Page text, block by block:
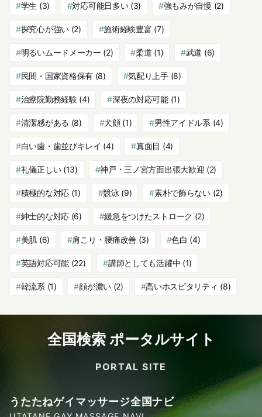
学生 (3) 対応可能日多い(3) 強もみが自慢 (2)
探究心が強い(2) 施術経験豊富 (7)
明るいムードメーカー (2) 柔道 (1) 武道 (6)
民間・国家資格保有 (8) 気配り上手(8)
治療院勤務経験(4) 深夜の対応可能(1)
清潔感がある (8) 犬顔(1) 男性アイドル系 (4)
白い歯・歯並びキレイ (4) 真面目 (4)
礼儀正しい(13) 神戸・三ノ宮方面出張大歓迎 (2)
積極的な対応(1) 競泳 (9) 素朴で飾らない(2)
紳士的な対応(6) 緩急をつけたストローク (2)
美肌 (6) 肩こり・腰痛改善 (3) 色白 (4)
英語対応可能(22) 講師としても活躍中 (1)
韓流系 (1) 顔が濃い(2) 高いホスピタリティ (8)
全国検索 ポータルサイト
PORTAL SITE
うたたねゲイマッサージ全国ナビ